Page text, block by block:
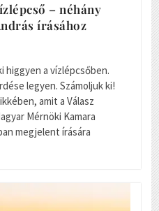
– néhány
írásához
higgyen a vízlépcsőben.
legyen. Számoljuk ki!
amit a Válasz
Mérnöki Kamara
megjelent írására